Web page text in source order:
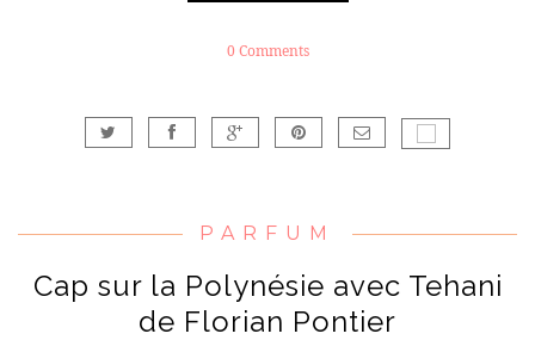
0 Comments
PARFUM
Cap sur la Polynésie avec Tehani
de Florian Pontier